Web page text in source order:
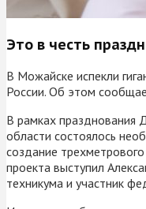
Это в честь
В Можайске испекли
России. Об этом
В рамках празднования
области состоялось
создание
проекта выступил
техникума и участник